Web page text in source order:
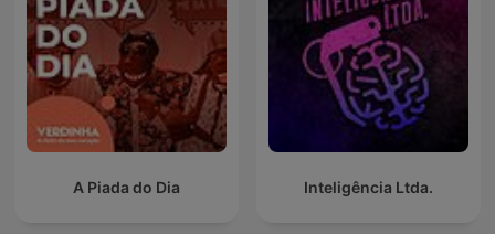
A Piada do Dia Inteligência Ltda.